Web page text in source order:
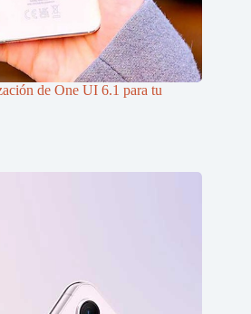
de One UI 6.1 para tu